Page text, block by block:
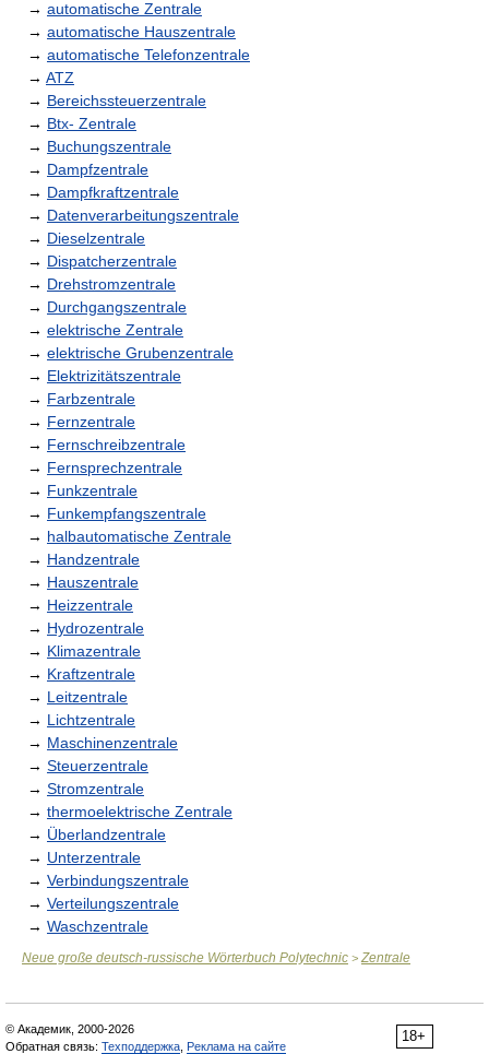
→ automatische Zentrale
→ automatische Hauszentrale
→ automatische Telefonzentrale
→ ATZ
→ Bereichssteuerzentrale
→ Btx- Zentrale
→ Buchungszentrale
→ Dampfzentrale
→ Dampfkraftzentrale
→ Datenverarbeitungszentrale
→ Dieselzentrale
→ Dispatcherzentrale
→ Drehstromzentrale
→ Durchgangszentrale
→ elektrische Zentrale
→ elektrische Grubenzentrale
→ Elektrizitätszentrale
→ Farbzentrale
→ Fernzentrale
→ Fernschreibzentrale
→ Fernsprechzentrale
→ Funkzentrale
→ Funkempfangszentrale
→ halbautomatische Zentrale
→ Handzentrale
→ Hauszentrale
→ Heizzentrale
→ Hydrozentrale
→ Klimazentrale
→ Kraftzentrale
→ Leitzentrale
→ Lichtzentrale
→ Maschinenzentrale
→ Steuerzentrale
→ Stromzentrale
→ thermoelektrische Zentrale
→ Überlandzentrale
→ Unterzentrale
→ Verbindungszentrale
→ Verteilungszentrale
→ Waschzentrale
Neue große deutsch-russische Wörterbuch Polytechnic > Zentrale
18+
© Академик, 2000-2026
Обратная связь: Техподдержка Реклама на сайте